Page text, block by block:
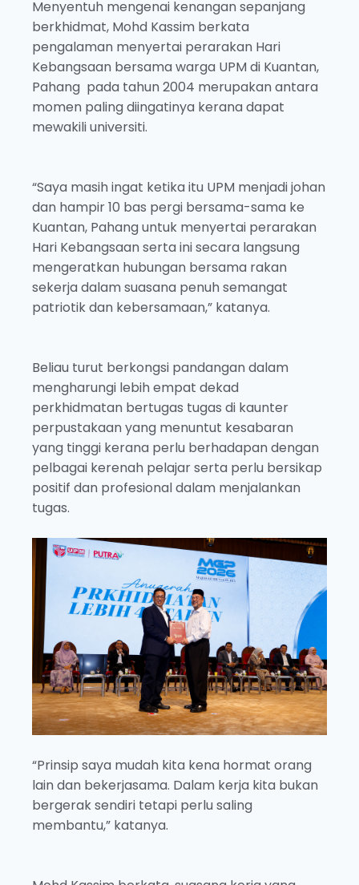
Menyentuh mengenai kenangan sepanjang
berkhidmat, Mohd Kassim berkata
pengalaman menyertai perarakan Hari
Kebangsaan bersama warga UPM di Kuantan,
Pahang pada tahun 2004 merupakan antara
momen paling diingatinya kerana dapat
mewakili universiti.
“Saya masih ingat ketika itu UPM menjadi johan
dan hampir 10 bas pergi bersama-sama ke
Kuantan, Pahang untuk menyertai perarakan
Hari Kebangsaan serta ini secara langsung
mengeratkan hubungan bersama rakan
sekerja dalam suasana penuh semangat
patriotik dan kebersamaan,” katanya.
Beliau turut berkongsi pandangan dalam
mengharungi lebih empat dekad
perkhidmatan bertugas tugas di kaunter
perpustakaan yang menuntut kesabaran
yang tinggi kerana perlu berhadapan dengan
pelbagai kerenah pelajar serta perlu bersikap
positif dan profesional dalam menjalankan
tugas.
“Prinsip saya mudah kita kena hormat orang
lain dan bekerjasama. Dalam kerja kita bukan
bergerak sendiri tetapi perlu saling
membantu,” katanya.